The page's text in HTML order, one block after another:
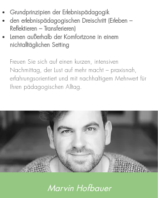
Grundprinzipien der Erlebnispädagogik
den erlebnispädagogischen Dreischritt (Erleben –
Reflektieren – Transferieren)
Lernen außerhalb der Komfortzone in einem
nichtalltäglichen Setting
Freuen Sie sich auf einen kurzen, intensiven
Nachmittag, der Lust auf mehr macht – praxisnah,
erfahrungsorientiert und mit nachhaltigem Mehrwert für
Ihren pädagogischen Alltag.
Marvin Hofbauer